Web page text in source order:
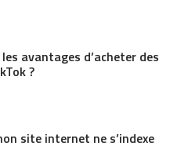
avantages d’acheter des
?
site internet ne s’indexe